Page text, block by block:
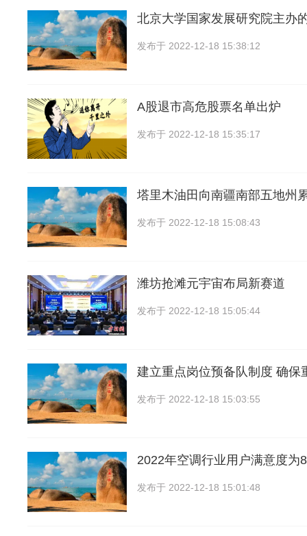
北京大学国家发展研究院主办
发布于 2022-12-18 15:38:12
A股退市高危股票名单出炉
发布于 2022-12-18 15:35:17
塔里木油田向南疆南部五地州
发布于 2022-12-18 15:08:43
潍坊抢滩元宇宙布局新赛道
发布于 2022-12-18 15:05:44
建立重点岗位预备队制度 确保
发布于 2022-12-18 15:03:55
2022年空调行业用户满意度为
发布于 2022-12-18 15:01:48